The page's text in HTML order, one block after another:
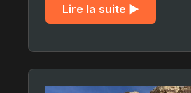
Lire la suite ▶︎